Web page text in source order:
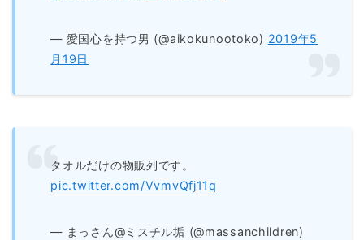
— 愛国心を持つ男 (@aikokunootoko) 2019年5
月19日
タオルだけの物販列です。
pic.twitter.com/VvmvQfj11q
— まっさん@ミスチル垢 (@massanchildren)